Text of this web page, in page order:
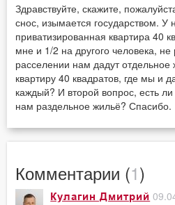
Здравствуйте, скажите,
снос, изымается государством. У
приватизированная квартира 40
мне и 1/2 на другого человека,
расселении нам дадут
квартиру 40 квадратов, где мы и
каждый? И второй вопрос, есть
нам раздельное жильё? Спасибо.
Комментарии (1)
Кулагин Дмитрий